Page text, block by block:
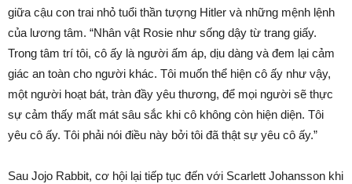
giữa cậu con trai nhỏ tuổi thần tượng Hitler và những mệnh lệnh
của lương tâm. “Nhân vật Rosie như sống dậy từ trang giấy.
Trong tâm trí tôi, cô ấy là người ấm áp, dịu dàng và đem lại cảm
giác an toàn cho người khác. Tôi muốn thể hiện cô ấy như vậy,
một người hoạt bát, tràn đầy yêu thương, để mọi người sẽ thực
sự cảm thấy mất mát sâu sắc khi cô không còn hiện diện. Tôi
yêu cô ấy. Tôi phải nói điều này bởi tôi đã thật sự yêu cô ấy.”
Sau Jojo Rabbit, cơ hội lại tiếp tục đến với Scarlett Johansson khi